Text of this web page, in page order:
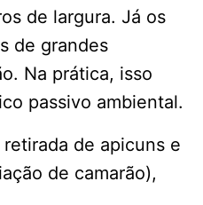
de largura. Já os
de grandes
Na prática, isso
passivo ambiental.
de apicuns e
de camarão),